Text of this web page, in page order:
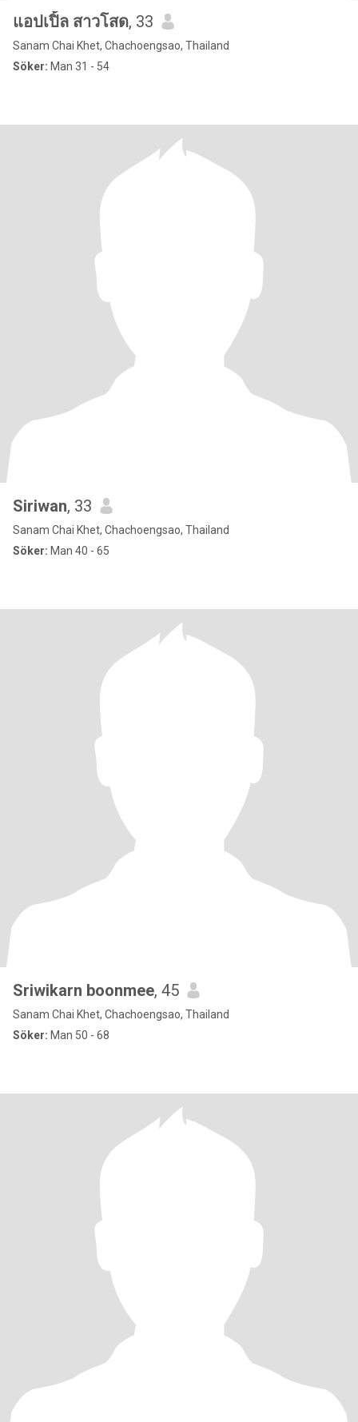
แอปเปิ้ล สาวโสด, 33
Sanam Chai Khet, Chachoengsao, Thailand
Söker: Man 31 - 54
Siriwan, 33
Sanam Chai Khet, Chachoengsao, Thailand
Söker: Man 40 - 65
Sriwikarn boonmee, 45
Sanam Chai Khet, Chachoengsao, Thailand
Söker: Man 50 - 68